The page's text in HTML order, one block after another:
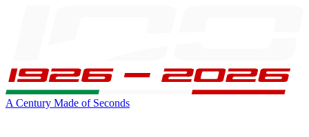
A Century Made of Seconds